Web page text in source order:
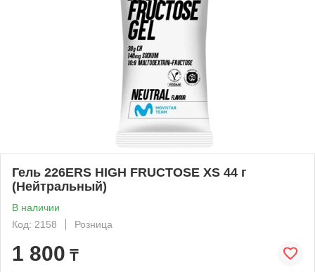
Гель 226ERS HIGH FRUCTOSE XS 44 г
(Нейтральный)
В наличии
Код: 2158
Розница
1 800 ₸